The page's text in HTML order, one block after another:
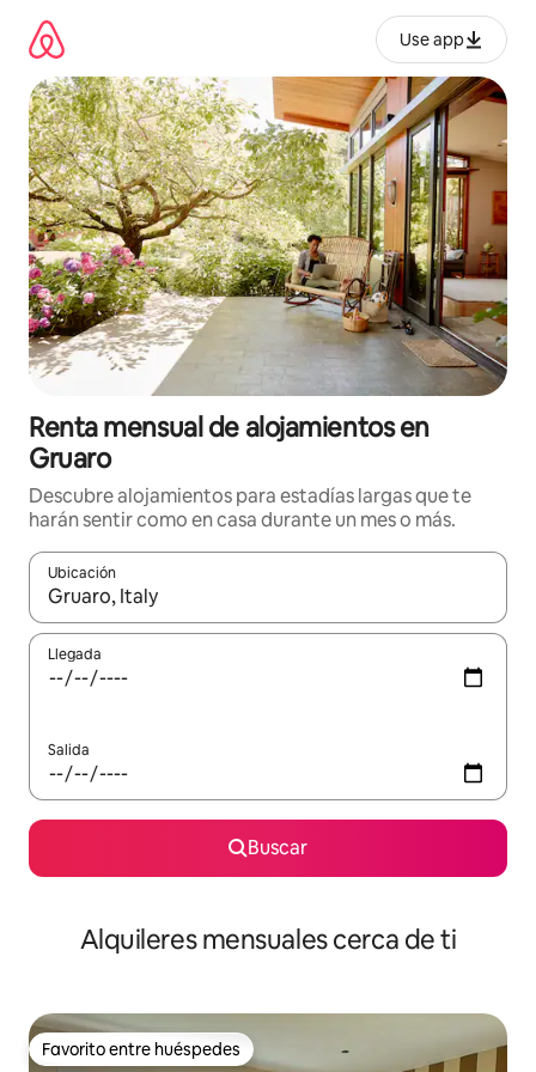
contenido
Use app
Renta mensual de alojamientos en
Gruaro
Descubre alojamientos para estadías largas que te
harán sentir como en casa durante un mes o más.
Ubicación
Cuando los resultados estén disponibles, navega con las
Llegada
Salida
Buscar
Alquileres mensuales cerca de ti
Favorito entre huéspedes
Favorito entre huéspedes